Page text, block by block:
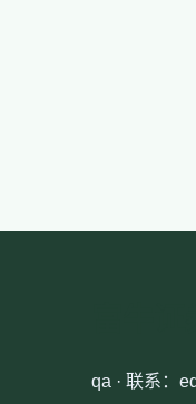
qa · 联系：